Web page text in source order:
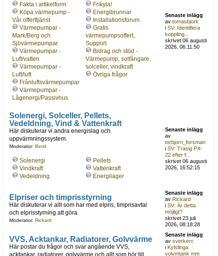
Fakta i artikelform
Köpa värmepump -
Vår offerttjänst.
Värmepumpar -
Mark/Berg och
Sjövärmepumpar.
Värmepumpar -
Luft/vatten
Värmepumpar -
Luft/luft
Frånluftsvärmepumpar
Värmepumpar -
Lågenergi/Passivhus
Frikyla!
Energibrunnar
Installationsforum
Gratis
värmepumpsoffert,
Support
Bidrag och stöd -
Värmepump, solfångare,
solceller, vindkraft
Övriga frågor
Senaste inlägg
avtomasbjork
iSV: Identifiera
koppling...
skrivet 06 augusti
2026, 06:11:50
Solenergi, Solceller, Pellets,
Vedeldning, Vind & Vattenkraft
Här diskuterar vi andra energislag och
uppvärmningssystem.
Moderator: Bertil
Solenergi
Vindkraft
Vedeldning
Pellets
Vattenkraft
Energilager
Senaste inlägg
av
torbjorn_forsman
iSV: Trasig PX-
22 efter f...
skrivet 06 augusti
2026, 16:52:15
Elpriser och timprisstyrning
Här diskuterar vi allt som har med elpris, timprisavtal
och elprisstyrning att göra.
Moderator: Rickard
Senaste inlägg
avRickard
iSV: Är detta
möjligt?
skrivet 23 juli
2026, 08:18:28
VVS, Acktankar, Radiatorer, Golvvärme
Här postar du frågor och svar angående VVS,
acktankar, radiatorer, golvvärme och allt som hör till.
Senaste inlägg
avsverkerc
iKylslinga
volymtank mm